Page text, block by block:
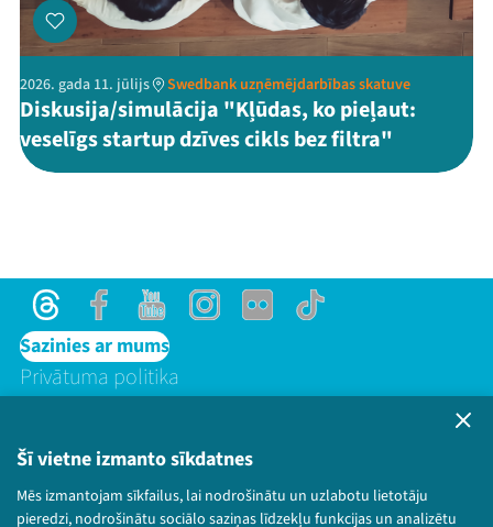
Šī vietne izmanto sīkdatnes
Mēs izmantojam sīkfailus, lai nodrošinātu un uzlabotu lietotāju
pieredzi, nodrošinātu sociālo saziņas līdzekļu funkcijas un analizētu
2026. gada 11. jūlijs Swedbank uzņēmējdarbības skatuve
Diskusija/simulācija "Kļūdas, ko pieļaut:
veselīgs startup dzīves cikls bez filtra"
ThreadsFacebookYoutubeInstagram
Flick TikTok
Sazinies ar mums
Privātuma politika
© 2026 Sarunu festivāls LAMPA Visas tiesības
paturētas.